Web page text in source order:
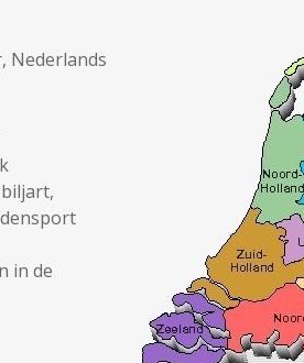
Nederlands
in de